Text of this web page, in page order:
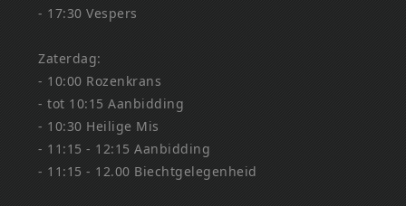
- 17:30 Vespers
Zaterdag:
- 10:00 Rozenkrans
- tot 10:15 Aanbidding
- 10:30 Heilige Mis
- 11:15 - 12:15 Aanbidding
- 11:15 - 12.00 Biechtgelegenheid